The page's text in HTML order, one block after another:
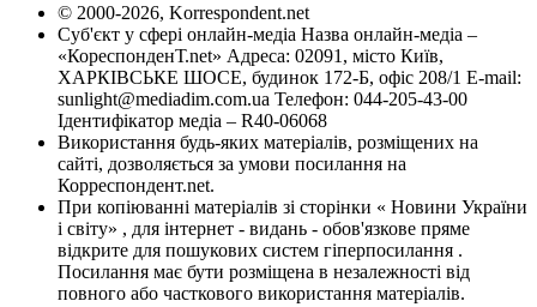
© 2000-2026, Korrespondent.net
Суб'єкт у сфері онлайн-медіа Назва онлайн-медіа –
«КореспонденТ.net» Адреса: 02091, місто Київ,
ХАРКІВСЬКЕ ШОСЕ, будинок 172-Б, офіс 208/1 E-mail:
sunlight@mediadim.com.ua Телефон: 044-205-43-00
Ідентифікатор медіа – R40-06068
Використання будь-яких матеріалів, розміщених на
сайті, дозволяється за умови посилання на
Корреспондент.net.
При копіюванні матеріалів зі сторінки « Новини України
і світу» , для інтернет - видань - обов'язкове пряме
відкрите для пошукових систем гіперпосилання .
Посилання має бути розміщена в незалежності від
повного або часткового використання матеріалів.